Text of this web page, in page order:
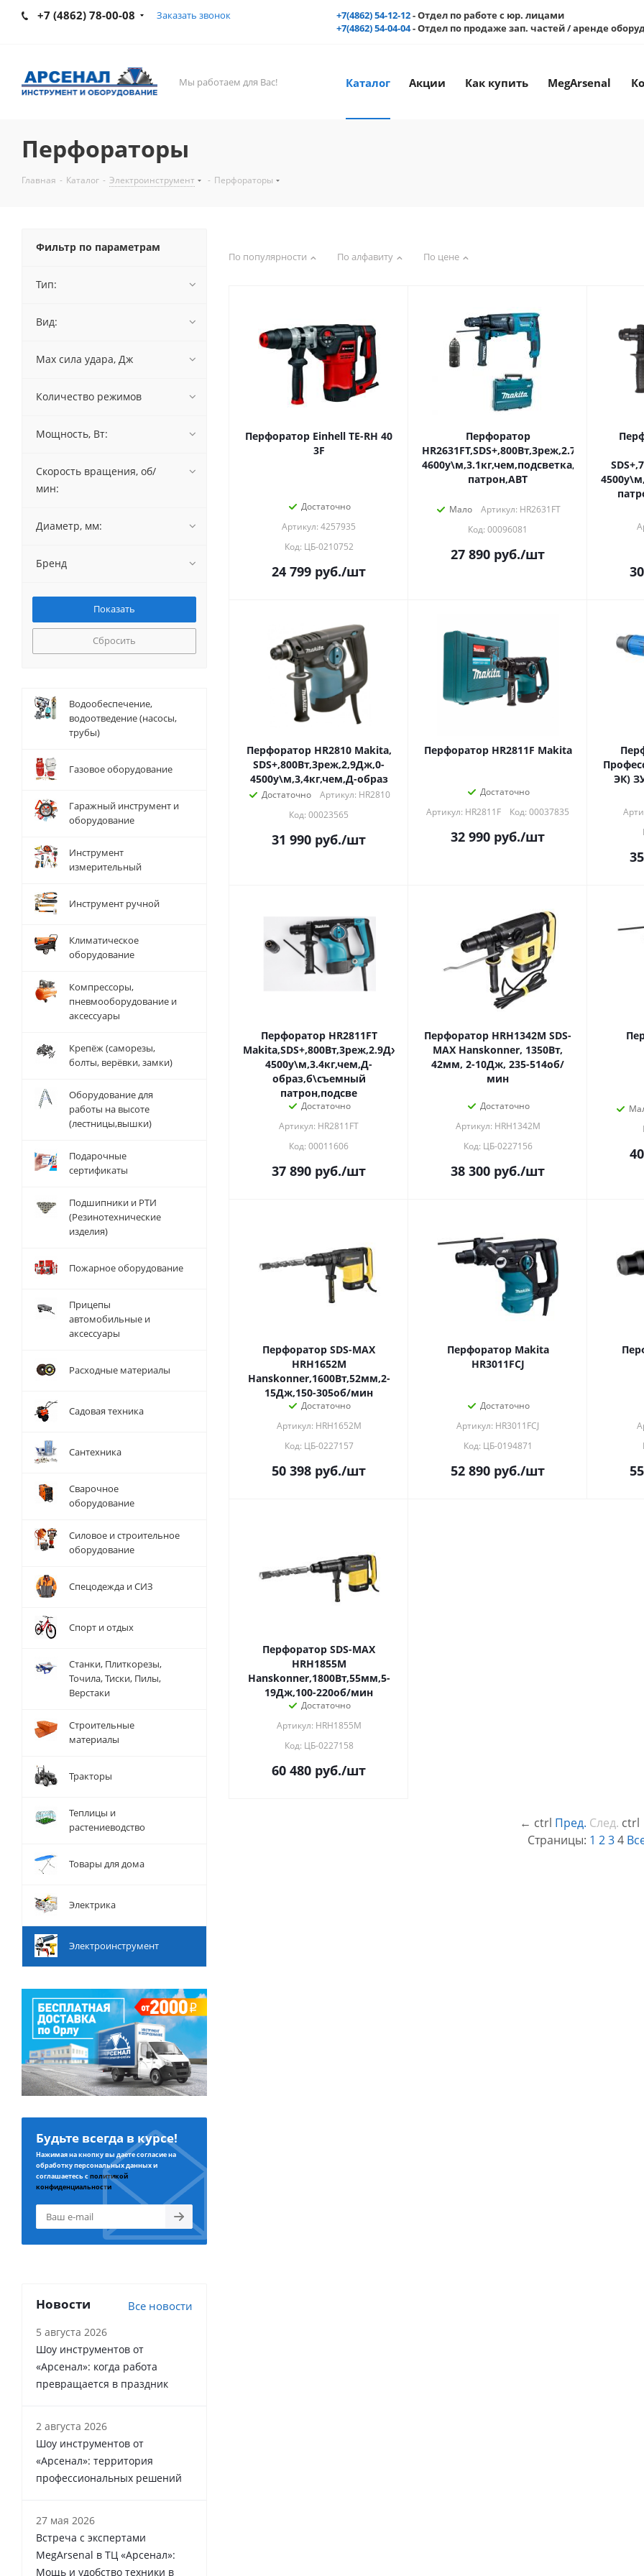
+7 (4862) 78-00-08 Заказать звонок +7(4862) 54-12-12- Отдел по работе с юр. лицами
+7(4862) 54-04-04- Отдел по продаже зап. частей / аренде
Мы работаем для Вас! Каталог Акции Как купить MegArsenal
Перфораторы
Главная - Каталог - Электроинструмент - Перфораторы
По популярности По алфавиту По цене
Перфоратор Einhell TE-RH 40
3F
Достаточно
Артикул: 4257935
Код: ЦБ-0210752
24 799 руб./шт
Перфоратор
HR2631FT,SDS+,800Вт,3реж,2.7Дж,0-
4600у\м,3.1кг,чем,подсветка,б\съемный
патрон,АВТ
Мало
Артикул: HR2631FT
Код: 00096081
27 890 руб./шт
Перфоратор HR2810 Makita,
SDS+,800Вт,3реж,2,9Дж,0-
4500у\м,3,4кг,чем,Д-образ
Достаточно
Артикул: HR2810
Код: 00023565
31 990 руб./шт
Перфоратор HR2811F Makita
Достаточно
Артикул: HR2811F
Код: 00037835
32 990 руб./шт
Перфоратор HR2811FT
Makita,SDS+,800Вт,3реж,2.9Дж,0-
4500у\м,3.4кг,чем,Д-
образ,б\съемный
патрон,подсве
Достаточно
Артикул: HR2811FT
Код: 00011606
37 890 руб./шт
Перфоратор HRH1342M SDS-
MAX Hanskonner, 1350Вт,
42мм, 2-10Дж, 235-514об/
мин
Достаточно
Артикул: HRH1342M
Код: ЦБ-0227156
38 300 руб./шт
Перфоратор SDS-MAX
HRH1652M
Hanskonner,1600Вт,52мм,2-
15Дж,150-305об/мин
Достаточно
Артикул: HRH1652M
Код: ЦБ-0227157
50 398 руб./шт
Перфоратор Makita
HR3011FCJ
Достаточно
Артикул: HR3011FCJ
Код: ЦБ-0194871
52 890 руб./шт
Перфоратор SDS-MAX
HRH1855M
Hanskonner,1800Вт,55мм,5-
19Дж,100-220об/мин
Достаточно
Артикул: HRH1855M
Код: ЦБ-0227158
60 480 руб./шт
← ctrl Пред. След. ctrl
Страницы: 1 2 3 4
Фильтр по параметрам
Тип:
Вид:
Max сила удара, Дж
Количество режимов
Мощность, Вт:
Скорость вращения, об/
мин:
Диаметр, мм:
Бренд
Сбросить
Водообеспечение,
водоотведение (насосы,
трубы)
Газовое оборудование
Гаражный инструмент и
оборудование
Инструмент
измерительный
Инструмент ручной
Климатическое
оборудование
Компрессоры,
пневмооборудование и
аксессуары
Крепёж (саморезы,
болты, верёвки, замки)
Оборудование для
работы на высоте
(лестницы,вышки)
Подарочные
сертификаты
Подшипники и РТИ
(Резинотехнические
изделия)
Пожарное оборудование
Прицепы
автомобильные и
аксессуары
Расходные материалы
Садовая техника
Сантехника
Сварочное
оборудование
Силовое и строительное
оборудование
Спецодежда и СИЗ
Спорт и отдых
Станки, Плиткорезы,
Точила, Тиски, Пилы,
Верстаки
Строительные
материалы
Тракторы
Теплицы и
растениеводство
Товары для дома
Электрика
Электроинструмент
Будьте всегда в курсе!
Нажимая на кнопку вы даете согласие на
обработку персональных данных и
соглашаетесь сполитикой
конфиденциальности
Новости Все новости
5 августа 2026
Шоу инструментов от
«Арсенал»: когда работа
превращается в праздник
2 августа 2026
Шоу инструментов от
«Арсенал»: территория
профессиональных решений
27 мая 2026
Встреча с экспертами
MegArsenal в ТЦ «Арсенал»:
Мощь и удобство техники в